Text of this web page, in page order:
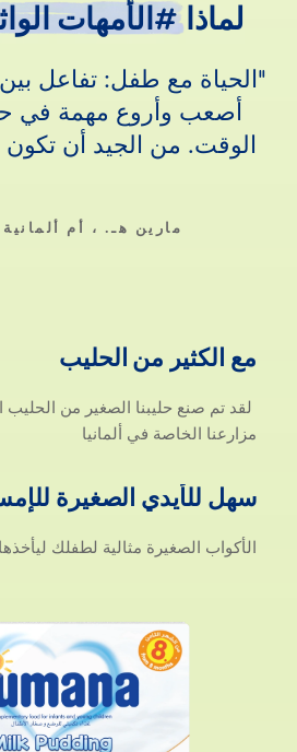
لماذا #الأمهات
الحياة مع طفل: تفاعل بين
أصعب وأروع مهمة في
الوقت. من الجيد أن تكون
مارين هـ. ، أم ألمانية
مع الكثير من الحليب
لقد تم صنع حليبنا الصغير من الحليب
مزارعنا الخاصة في ألمانيا
سهل للأيدي الصغيرة
الأكواب الصغيرة مثالية لطفلك